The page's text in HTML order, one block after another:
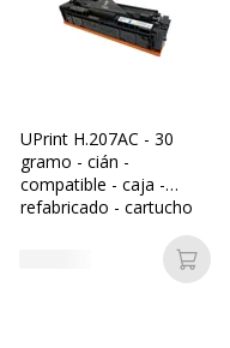
UPrint H.207AC - 30
gramo - cián -
compatible - caja -
refabricado - cartucho